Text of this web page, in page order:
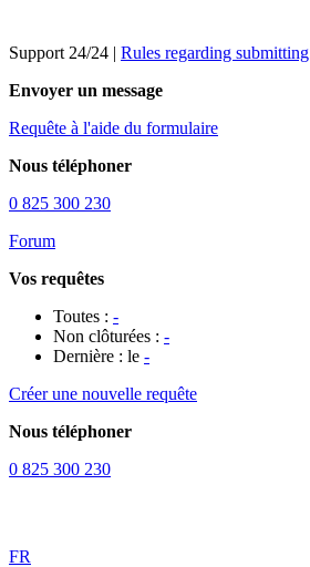
Support 24/24 | Rules regarding submitting
Envoyer un message
Requête à l'aide du formulaire
Nous téléphoner
0 825 300 230
Forum
Vos requêtes
Toutes : -
Non clôturées : -
Dernière : le -
Créer une nouvelle requête
Nous téléphoner
0 825 300 230
FR